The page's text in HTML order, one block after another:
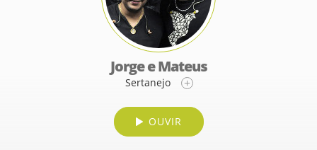
Jorge e Mateus
Sertanejo
OUVIR